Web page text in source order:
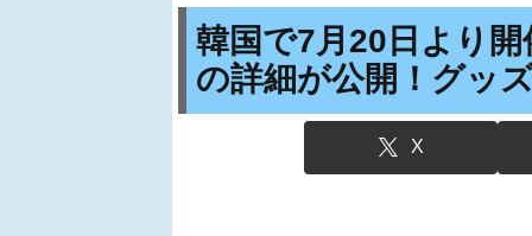
韓国で7月20日より
の詳細が公開！グッ
X